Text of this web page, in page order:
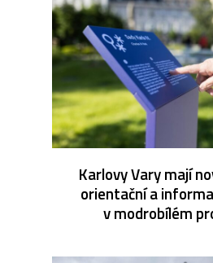
Karlovy Vary mají
orientační a
v modrobílém